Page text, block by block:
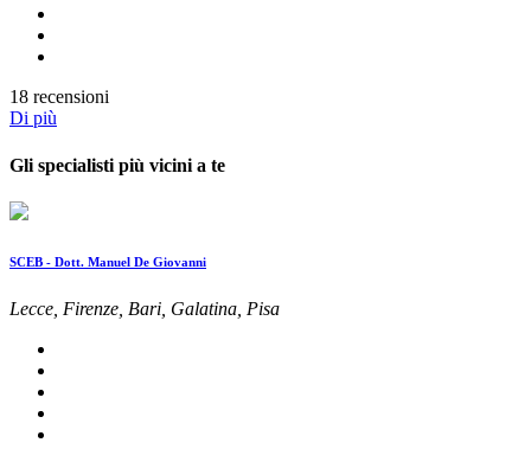
18 recensioni
Di più
Gli specialisti più vicini a te
SCEB - Dott. Manuel De Giovanni
Lecce, Firenze, Bari, Galatina, Pisa